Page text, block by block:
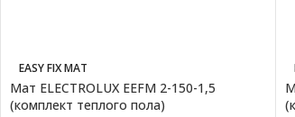
EASY FIX MAT
Мат ELECTROLUX EEFM 2-150-1,5
(комплект теплого пола)